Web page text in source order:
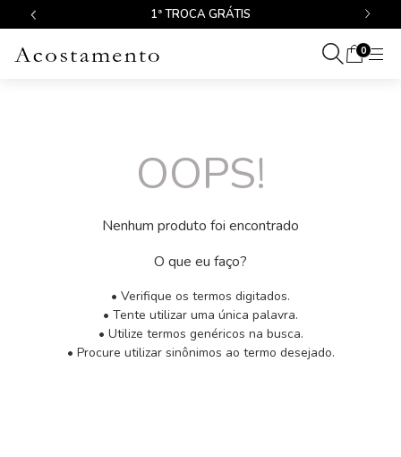
1ª TROCA GRÁTIS
0
OOPS!
Nenhum produto foi encontrado
O que eu faço?
• Verifique os termos digitados.
• Tente utilizar uma única palavra.
• Utilize termos genéricos na busca.
• Procure utilizar sinônimos ao termo desejado.